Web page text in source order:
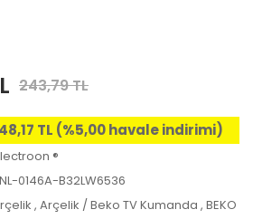
243,79 TL
TL (%5,00 havale indirimi)
®
0146A-B32LW6536
,Arçelik / Beko TV Kumanda ,BEKO